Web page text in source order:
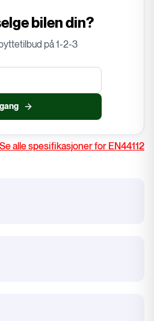
bilen din?
på 1-2-3
Se alle spesifikasjoner for EN44112